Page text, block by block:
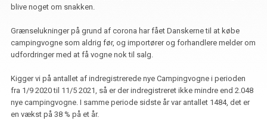
blive noget om snakken.
Grænselukninger på grund af corona har fået Danskerne til at købe
campingvogne som aldrig før, og importører og forhandlere melder om
udfordringer med at få vogne nok til salg.
Kigger vi på antallet af indregistrerede nye Campingvogne i perioden
fra 1/9 2020 til 11/5 2021, så er der indregistreret ikke mindre end 2.048
nye campingvogne. I samme periode sidste år var antallet 1484, det er
en vækst på 38 % på et år.